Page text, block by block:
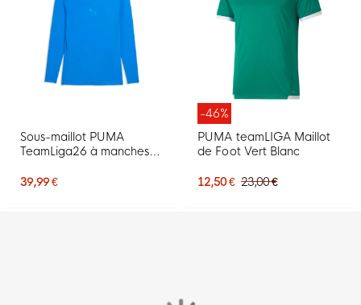
Sous-maillot PUMA
TeamLiga26 à manches
39,99 €
-46%
PUMA teamLIGA Maillot
de Foot Vert Blanc
12,50 € 23,00 €